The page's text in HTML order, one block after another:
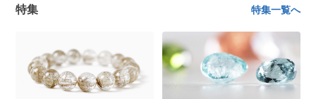
特集 特集一覧へ